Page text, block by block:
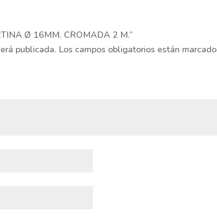
Ø 16MM. CROMADA 2 M.”
publicada. Los campos obligatorios están